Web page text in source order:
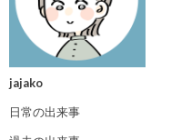
jajako
日常の出来事